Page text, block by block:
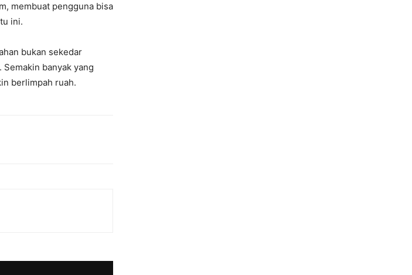
membuat pengguna bisa
ini.
bukan sekedar
banyak yang
berlimpah ruah.